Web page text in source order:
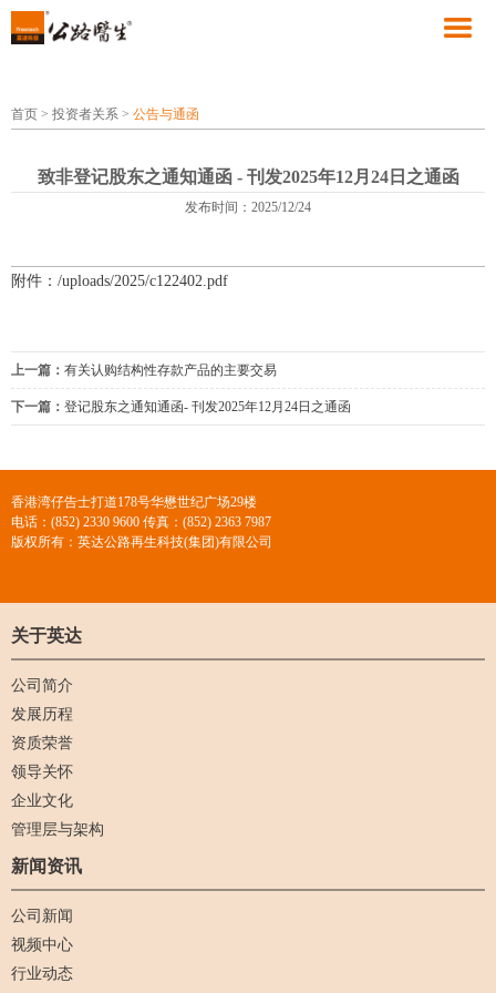
首页 > 投资者关系 > 公告与通函
致非登记股东之通知通函 - 刊发2025年12月24日之通函
发布时间：2025/12/24
附件：/uploads/2025/c122402.pdf
上一篇： 有关认购结构性存款产品的主要交易
下一篇： 登记股东之通知通函- 刊发2025年12月24日之通函
香港湾仔告士打道178号华懋世纪广场29楼
电话：(852) 2330 9600 传真：(852) 2363 7987
版权所有：英达公路再生科技(集团)有限公司
关于英达
公司简介
发展历程
资质荣誉
领导关怀
企业文化
管理层与架构
新闻资讯
公司新闻
视频中心
行业动态